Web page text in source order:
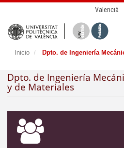
Valencià
Inicio Dpto. de Ingeniería
Dpto. de Ingeniería
y de Materiales